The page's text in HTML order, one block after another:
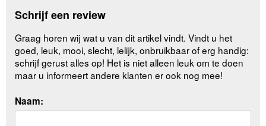
Schrijf een review
Graag horen wij wat u van dit artikel vindt. Vindt u het
goed, leuk, mooi, slecht, lelijk, onbruikbaar of erg handig:
schrijf gerust alles op! Het is niet alleen leuk om te doen
maar u informeert andere klanten er ook nog mee!
Naam: